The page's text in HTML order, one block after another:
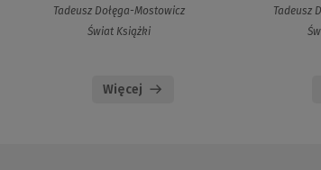
Tadeusz Dołęga-Mostowicz
Świat Książki
Więcej
Tadeusz